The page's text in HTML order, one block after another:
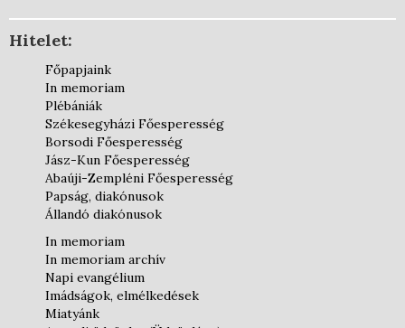
Hitelet:
Főpapjaink
In memoriam
Plébániák
Székesegyházi Főesperesség
Borsodi Főesperesség
Jász-Kun Főesperesség
Abaúji-Zempléni Főesperesség
Papság, diakónusok
Állandó diakónusok
In memoriam
In memoriam archív
Napi evangélium
Imádságok, elmélkedések
Miatyánk